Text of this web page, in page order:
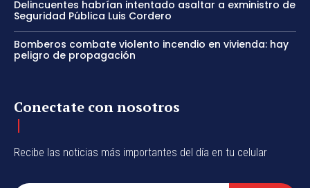
Delincuentes habrían intentado asaltar a exministro de
Seguridad Pública Luis Cordero
Bomberos combate violento incendio en vivienda: hay
peligro de propagación
Conectate con nosotros
Recibe las noticias más importantes del día en tu celular